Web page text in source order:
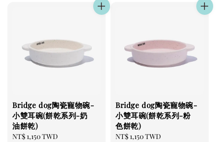
Bridge dog陶瓷寵物碗-
小雙耳碗(餅乾系列-奶
油餅乾)
Regular
NT$ 1,150 TWD
Bridge dog陶瓷寵物碗-
小雙耳碗(餅乾系列-粉
色餅乾)
Regular
NT$ 1,150 TWD